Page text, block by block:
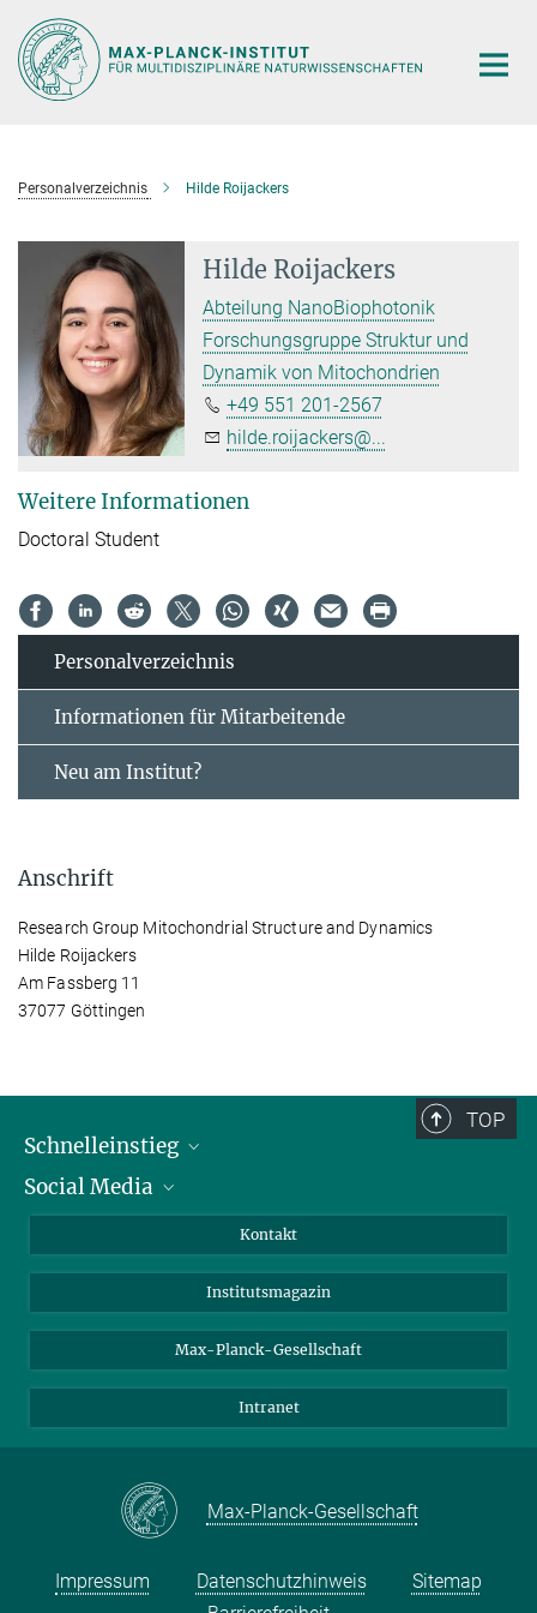
Hauptinhalt
Personalverzeichnis Hilde Roijackers
Hilde Roijackers
Abteilung NanoBiophotonik
Forschungsgruppe Struktur und
Dynamik von Mitochondrien
+49 551 201-2567
hilde.roijackers@...
Weitere Informationen
Doctoral Student
Personal­verzeichnis
Informationen für Mitarbeitende
Neu am Institut?
Anschrift
Research Group Mitochondrial Structure and Dynamics
Hilde Roijackers
Am Fassberg 11
37077 Göttingen
TOP
Schnelleinstieg
Alumni
Schulen
Studierende
Social Media
Facebook
YouTube
Kontakt
Institutsmagazin
Max-Planck-Gesellschaft
Intranet
Max-Planck-Gesellschaft
Impressum Datenschutzhinweis
Sitemap